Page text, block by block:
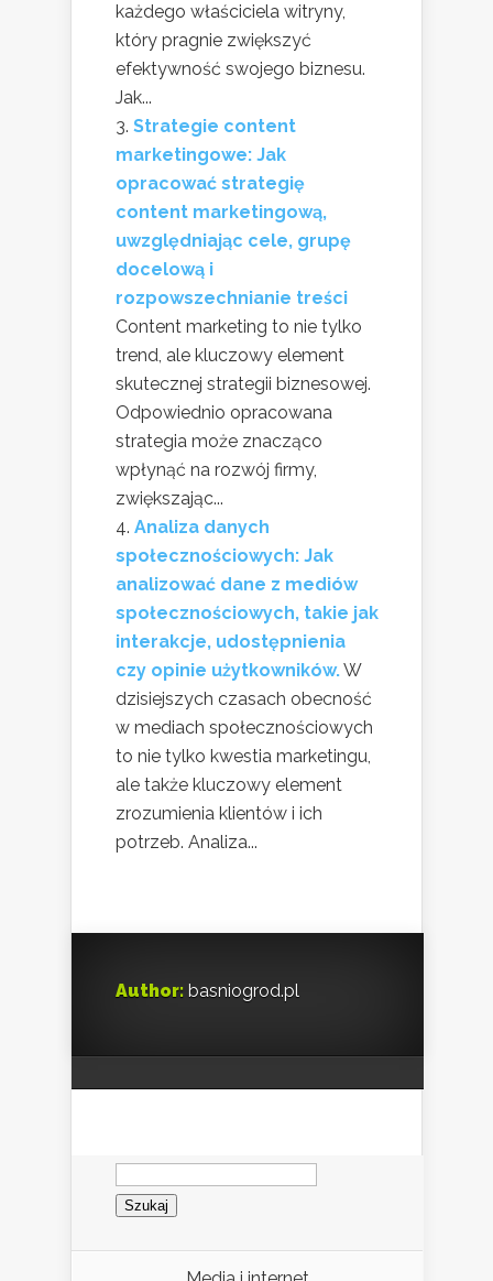
każdego właściciela witryny,
który pragnie zwiększyć
efektywność swojego biznesu.
Jak...
Strategie content
marketingowe: Jak
opracować strategię
content marketingową,
uwzględniając cele, grupę
docelową i
rozpowszechnianie treści
Content marketing to nie tylko
trend, ale kluczowy element
skutecznej strategii biznesowej.
Odpowiednio opracowana
strategia może znacząco
wpłynąć na rozwój firmy,
zwiększając...
Analiza danych
społecznościowych: Jak
analizować dane z mediów
społecznościowych, takie jak
interakcje, udostępnienia
czy opinie użytkowników.W
dzisiejszych czasach obecność
w mediach społecznościowych
to nie tylko kwestia marketingu,
ale także kluczowy element
zrozumienia klientów i ich
potrzeb. Analiza...
Author: basniogrod.pl
Szukaj: